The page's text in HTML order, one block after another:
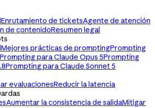
Enrutamiento de ticketsAgente de atención
de contenidoResumen legal
Mejores prácticas de promptingPrompting
Prompting para Claude Opus 5Prompting
Prompting para Claude Sonnet 5
evaluacionesReducir la latencia
Aumentar la consistencia de salidaMitigar